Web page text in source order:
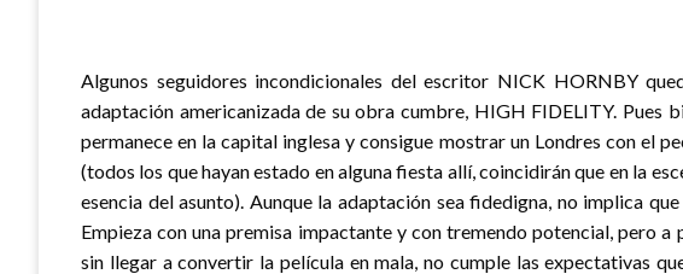
Algunos seguidores incondicionales del escritor NICK HORNBY
adaptación americanizada de su obra cumbre, HIGH FIDELITY. Pues
permanece en la capital inglesa y consigue mostrar un Londres con el
(todos los que hayan estado en alguna fiesta allí, coincidirán que en la
esencia del asunto). Aunque la adaptación sea fidedigna, no implica
Empieza con una premisa impactante y con tremendo potencial, pero a
sin llegar a convertir la película en mala, no cumple las expectativas